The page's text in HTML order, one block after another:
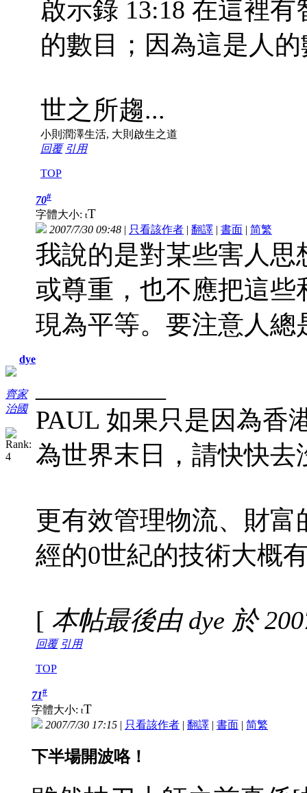
啟示錄 13:18 在這裡
的數目；因為這是人
世之所趨...
小則潤澤生活, 大則啟生之道
回覆 引用
TOP
dye
齊家
治國
70#
字體大小: tT
2007/7/30 09:48 | 只看該作者 | 翻譯 | 書面 | 简繁
我說的是對某些害人
或尊重，也不應把這
現為平等。要注意人總
PAUL 如果只是因為香
為世界末日，請快快去
更有效管理物流、財
經的0世紀的技術大概
[ 本帖最後由 dye 於
回覆 引用
TOP
71#
字體大小: tT
2007/7/30 17:15 | 只看該作者 | 翻譯 | 書面 | 简繁
下半場開波咯！